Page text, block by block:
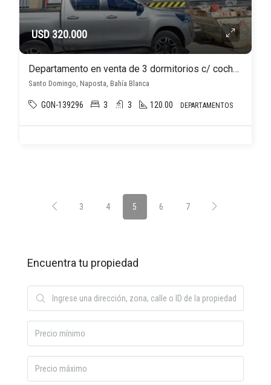
USD 320.000
Departamento en venta de 3 dormitorios c/ cochera en Naposta
Santo Domingo, Naposta, Bahía Blanca
GON-139296 3 3 120.00 DEPARTAMENTOS
3 4 5 6 7
Encuentra tu propiedad